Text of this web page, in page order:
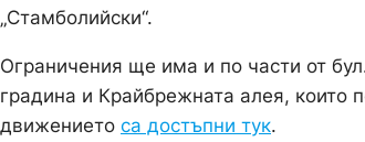
„Стамболийски“.
Ограничения ще има и по части от
градина и Крайбрежната алея, които
движението са достъпни тук.